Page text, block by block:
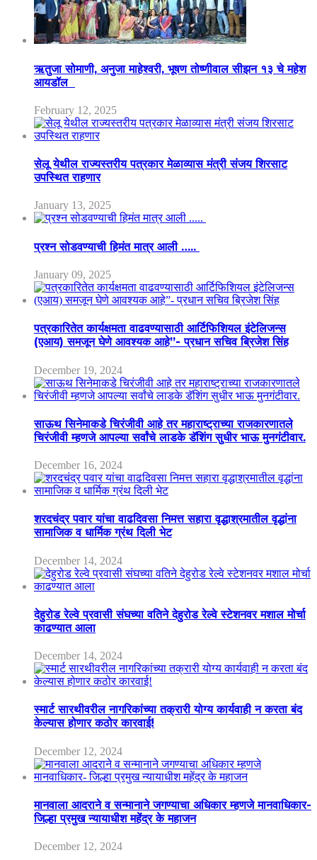
ऋतुजा सोमाणी, अनुजा माहेश्वरी, भूषण तोष्णीवाल सीझन १३ चे महेश
आयडॉल
February 12, 2025
सेलू येथील राज्यस्तरीय पत्रकार मेळाव्यास मंत्री संजय शिरसाट
उपस्थित राहणार
January 13, 2025
प्रश्न सोडवण्याची हिमंत मात्र आली …..
January 09, 2025
पत्रकारितेत कार्यक्षमता वाढवण्यासाठी आर्टिफिशियल इंटेलिजन्स
(एआय) समजून घेणे आवश्यक आहे”- प्रधान सचिव ब्रिजेश सिंह
December 19, 2024
साऊथ सिनेमाकडे चिरंजीवी आहे तर महाराष्ट्राच्या राजकारणातले
चिरंजीवी म्हणजे आपल्या सर्वांचे लाडके डॅशिंग सुधीर भाऊ मुनगंटीवार.
December 16, 2024
शरदचंद्र पवार यांचा वाढदिवसा निमत्त सहारा वृद्धाश्रमातील वृद्धांना
सामाजिक व धार्मिक ग्रंथ दिली भेट
December 14, 2024
देहुरोड रेल्वे प्रवासी संघच्या वतिने देहुरोड रेल्वे स्टेशनवर मशाल मोर्चा
काढण्यात आला
December 14, 2024
स्मार्ट सारथीवरील नागरिकांच्या तक्रारी योग्य कार्यवाही न करता बंद
केल्यास होणार कठोर कारवाई!
December 12, 2024
मानवाला आदराने व सन्मानाने जगण्याचा अधिकार म्हणजे मानवाधिकार-
जिल्हा प्रमुख न्यायाधीश महेंद्र के महाजन
December 12, 2024